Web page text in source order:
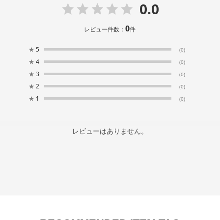
0.0
レビュー件数：0件
★ 5 (0)
★ 4 (0)
★ 3 (0)
★ 2 (0)
★ 1 (0)
レビューはありません。